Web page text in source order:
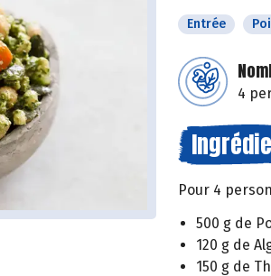
Entrée
4
Pour 4
500 g de
120 g de
150 g de